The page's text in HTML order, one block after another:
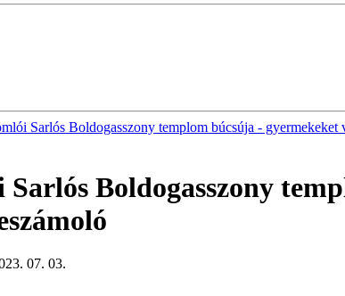
Sarlós Boldogasszony templom búcsúja - gyermekeket
Sarlós Boldogasszony
07. 03.